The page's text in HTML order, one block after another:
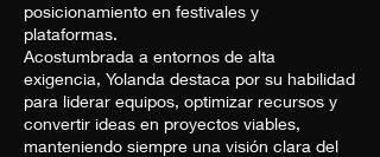
posicionamiento en festivales y
plataformas.
Acostumbrada a entornos de alta
exigencia, Yolanda destaca por su habilidad
para liderar equipos, optimizar recursos y
convertir ideas en proyectos viables,
manteniendo siempre una visión clara del